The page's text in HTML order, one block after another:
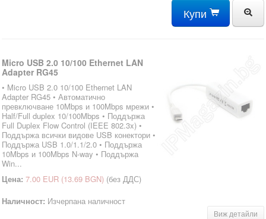
Купи
Micro USB 2.0 10/100 Ethernet LAN
Adapter RG45
• Micro USB 2.0 10/100 Ethernet LAN
Adapter RG45 • Автоматично
превключване 10Mbps и 100Mbps мрежи •
Half/Full duplex 10/100Mbps • Поддържа
Full Duplex Flow Control (IEEE 802.3x) •
Поддържа всички видове USB конектори •
Поддържа USB 1.0/1.1/2.0 • Поддържа
10Mbps и 100Mbps N-way • Поддържа
Win...
Цена: 7.00 EUR (13.69 BGN) (без ДДС)
Наличност: Изчерпана наличност
Виж детайли